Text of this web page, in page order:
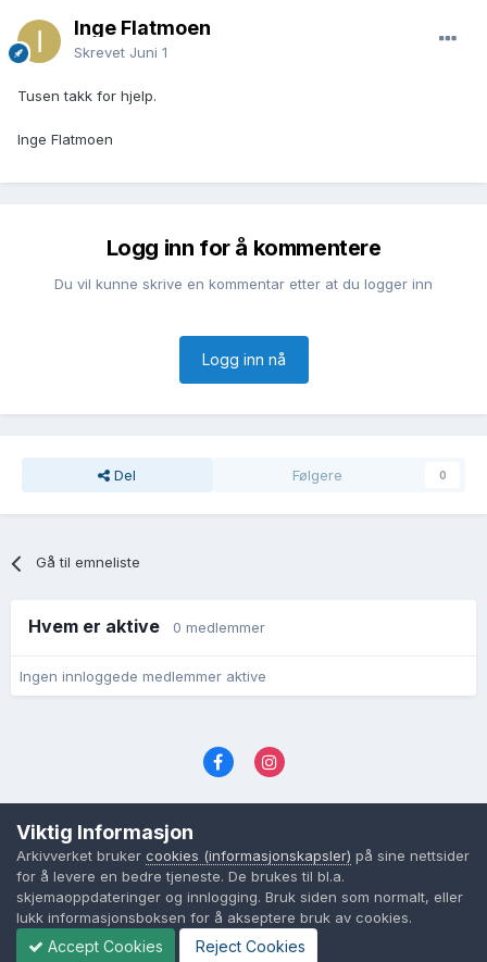
Inge Flatmoen
Skrevet Juni 1
Tusen takk for hjelp.
Inge Flatmoen
Logg inn for å kommentere
Du vil kunne skrive en kommentar etter at du logger inn
Logg inn nå
Del Følgere 0
Gå til emneliste
Hvem er aktive 0 medlemmer
Ingen innloggede medlemmer aktive
Cookies (informasjonskapsler)
Powered by Invision Community
Viktig Informasjon
Arkivverket bruker cookies (informasjonskapsler) på sine nettsider
for å levere en bedre tjeneste. De brukes til bl.a.
skjemaoppdateringer og innlogging. Bruk siden som normalt, eller
lukk informasjonsboksen for å akseptere bruk av cookies.
Accept Cookies Reject Cookies